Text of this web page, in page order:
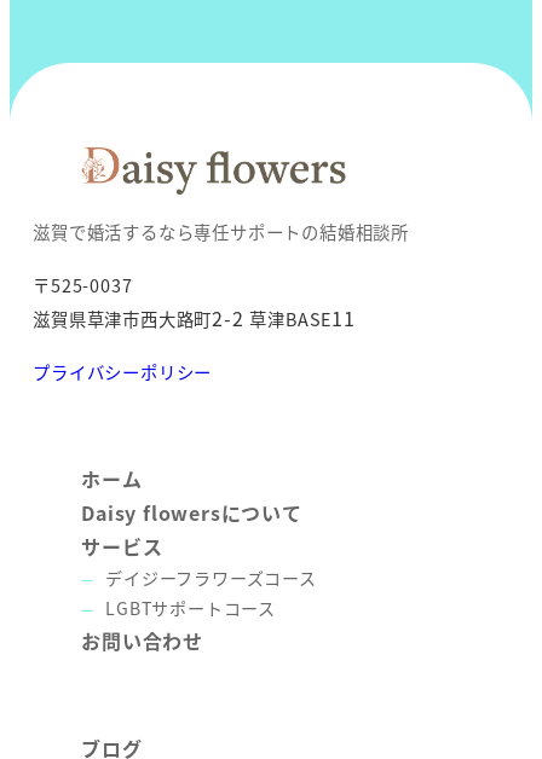
滋賀で婚活するなら専任サポートの結婚相談所
〒525-0037
滋賀県草津市西大路町2-2 草津BASE11
プライバシーポリシー
ホーム
Daisy flowersについて
サービス
デイジーフラワーズコース
LGBTサポートコース
お問い合わせ
ブログ